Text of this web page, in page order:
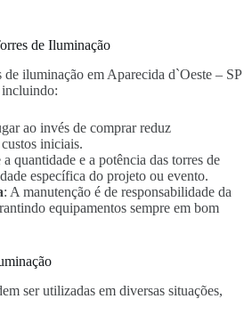
de Iluminação
iluminação em Aparecida d`Oeste – SP
incluindo:
ao invés de comprar reduz
iniciais.
a quantidade e a potência das torres de
específica do projeto ou evento.
: A manutenção é de responsabilidade da
equipamentos sempre em bom
ser utilizadas em diversas situações,